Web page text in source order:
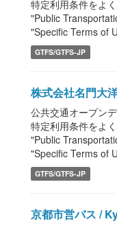
特定利用条件をよ
"Public
"Specific Terms of
GTFS/GTFS-JP
株式会社名門大
公共交通オープン
特定利用条件をよ
"Public
"Specific Terms of
GTFS/GTFS-JP
京都市営バス /